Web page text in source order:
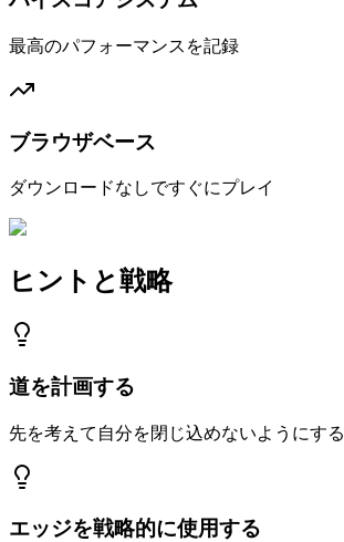
最高のパフォーマンスを記録
ブラウザベース
ダウンロードなしですぐにプレイ
ヒントと戦略
道を計画する
先を考えて自分を閉じ込めないようにする
エッジを戦略的に使用する